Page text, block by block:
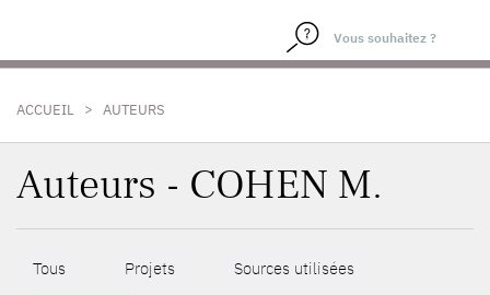
ACCUEIL > AUTEURS
Auteurs - COHEN M.
Tous Projets Sources utilisées